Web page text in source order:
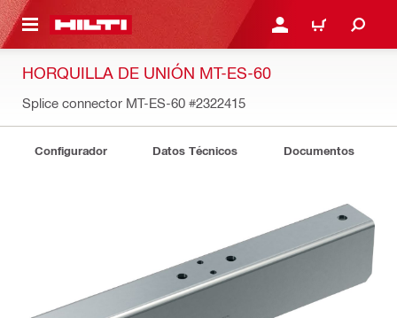
PRINCIPAL INICIE SESIÓN O
CARRITO
HORQUILLA DE UNIÓN MT-ES-60
Splice connector MT-ES-60 #2322415
Configurador Datos Técnicos Documentos